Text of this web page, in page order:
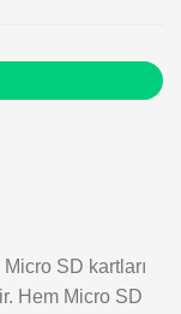
SD kartları
Hem Micro SD